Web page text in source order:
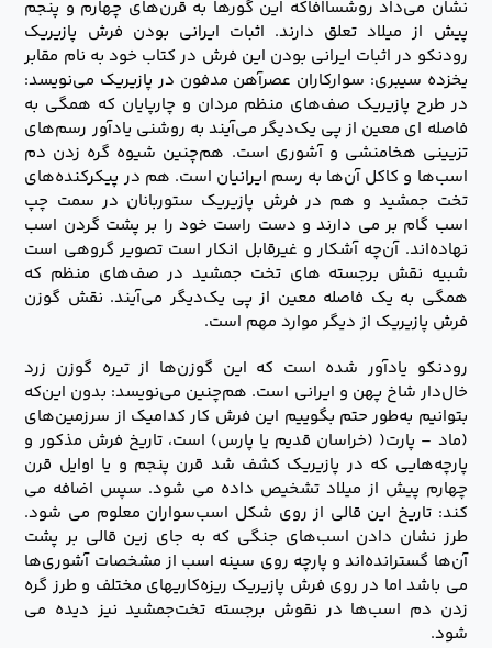
نشان می‌داد روشساافاکه این گورها به قرن‌های چهارم و پنجم
پیش از میلاد تعلق دارند. اثبات ایرانی بودن فرش پازیریک
رودنکو در اثبات ایرانی بودن این فرش در کتاب خود به نام مقابر
یخزده سیبری: سوارکاران عصرآهن مدفون در پازیریک می‌نویسد:
در طرح پازیریک صف‌های منظم مردان و چارپایان که همگی به
فاصله ای معین از پی یک‌دیگر می‌آیند به‌ روشنی یادآور رسم‌های
تزیینی هخامنشی و آشوری است. هم‌چنین شیوه گره زدن دم
اسب‌ها و کاکل آن‌ها به رسم ایرانیان است. هم در پیکرکنده‌های
تخت جمشید و هم در فرش پازیریک ستوربانان در سمت چپ
اسب گام بر می دارند و دست راست خود را بر پشت گردن اسب
نهاده‌اند. آن‌چه آشکار و غیرقابل انکار است تصویر گروهی است
شبیه نقش برجسته های تخت جمشید در صف‌های منظم که
همگی به یک فاصله معین از پی یک‌دیگر می‌آیند. نقش گوزن
فرش پازیریک از دیگر موارد مهم است.
رودنکو یادآور شده است که این گوزن‌ها از تیره گوزن زرد
خال‌دار شاخ پهن و ایرانی است. هم‌چنین می‌نویسد:‌ بدون این‌که
بتوانیم به‌طور حتم بگوییم این فرش کار کدامیک از سرزمین‌های
(ماد – پارت( (خراسان قدیم یا پارس) است، تاریخ فرش مذکور و
پارچه‌هایی که در پازیریک کشف شد قرن پنجم و یا اوایل قرن
چهارم پیش از میلاد تشخیص داده می شود. سپس اضافه می
کند: تاریخ این قالی از روی شکل اسب‌سواران معلوم می شود.
طرز نشان دادن اسب‌های جنگی که به جای زین قالی بر پشت
آن‌ها گسترانده‌اند و پارچه روی سینه اسب از مشخصات آشوری‌ها
می باشد اما در روی فرش پازیریک ریزه‌کاریهای مختلف و طرز گره
زدن دم اسب‌ها در نقوش برجسته تخت‌جمشید نیز دیده می
شود.